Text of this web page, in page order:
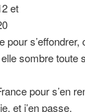
et
pour
sombre toute
pour s’en
et j’en passe.